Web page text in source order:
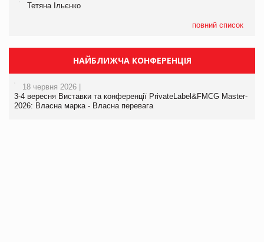
Тетяна Ільєнко
повний список
НАЙБЛИЖЧА КОНФЕРЕНЦІЯ
18 червня 2026 |
3-4 вересня Виставки та конференції PrivateLabel&FMCG Master-
2026: Власна марка - Власна перевага